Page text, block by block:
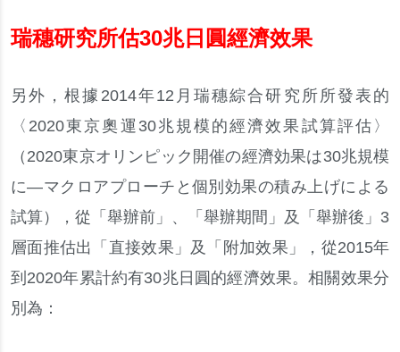
瑞穗研究所估30兆日圓經濟效果
另外 ，根據 2014年12 月瑞穗綜合研究所所發表的
〈 2020東京奧運 30兆規模的經濟效果試算評估 〉
（ 2020東京オリンピック 開催の經濟効果は30兆規模
に―マクロアプロ ーチと個別効果の積み上げによる
試算） ， 從 「 舉辦前 」、「 舉辦期間 」 及 「 舉辦後 」 3
層面推估出 「 直接效果 」 及 「 附加效果 」， 從2015年
到 2020年累計約有30兆日圓的經濟效果。相關效果分
別為 ：